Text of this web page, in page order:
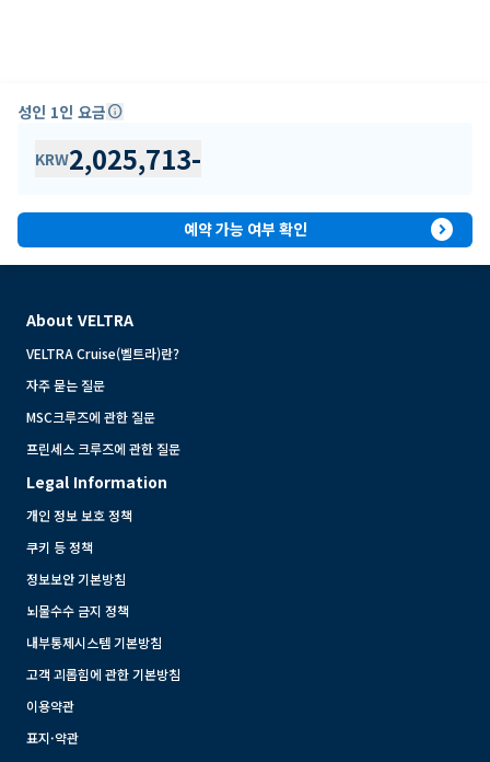
성인 1인 요금info
KRW2,025,713-
예약 가능 여부 확인 expand_circle_right
About VELTRA
VELTRA Cruise(벨트라)란?
자주 묻는 질문
MSC크루즈에 관한 질문
프린세스 크루즈에 관한 질문
Legal Information
개인 정보 보호 정책
쿠키 등 정책
정보보안 기본방침
뇌물수수 금지 정책
내부통제시스템 기본방침
고객 괴롭힘에 관한 기본방침
이용약관
표지·약관